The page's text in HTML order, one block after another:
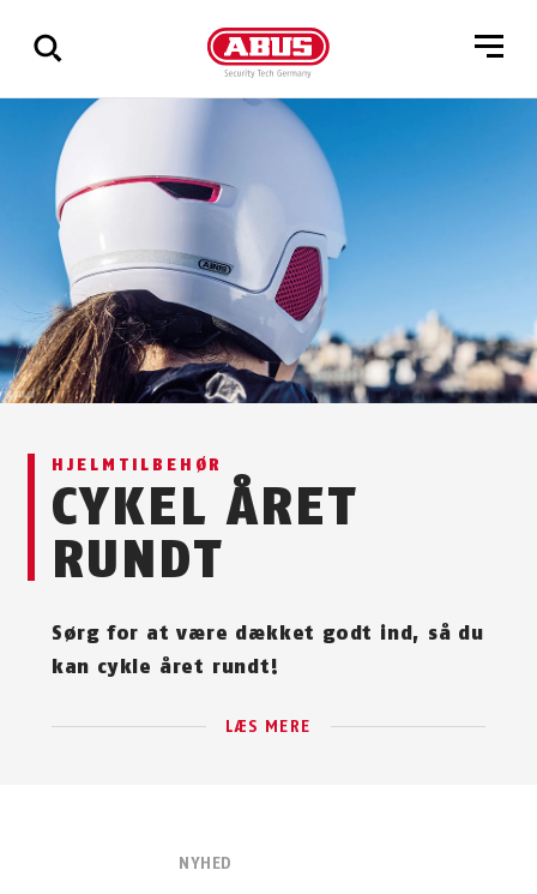
Vis
alle
resultater
HJELMTILBEHØR
CYKEL ÅRET
RUNDT
Sørg for at være dækket godt ind, så du
kan cykle året rundt!
LÆS MERE
NYHED